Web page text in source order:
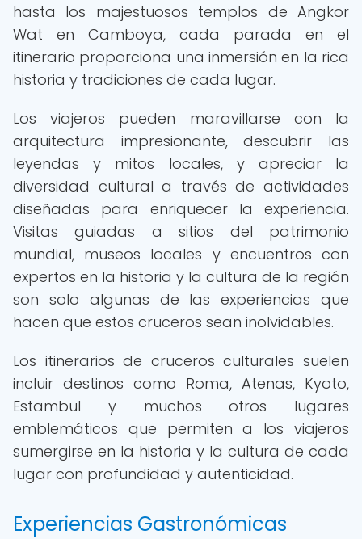
hasta los majestuosos templos de Angkor
Wat en Camboya, cada parada en el
itinerario proporciona una inmersión en la rica
historia y tradiciones de cada lugar.
Los viajeros pueden maravillarse con la
arquitectura impresionante, descubrir las
leyendas y mitos locales, y apreciar la
diversidad cultural a través de actividades
diseñadas para enriquecer la experiencia.
Visitas guiadas a sitios del patrimonio
mundial, museos locales y encuentros con
expertos en la historia y la cultura de la región
son solo algunas de las experiencias que
hacen que estos cruceros sean inolvidables.
Los itinerarios de cruceros culturales suelen
incluir destinos como Roma, Atenas, Kyoto,
Estambul y muchos otros lugares
emblemáticos que permiten a los viajeros
sumergirse en la historia y la cultura de cada
lugar con profundidad y autenticidad.
Experiencias Gastronómicas